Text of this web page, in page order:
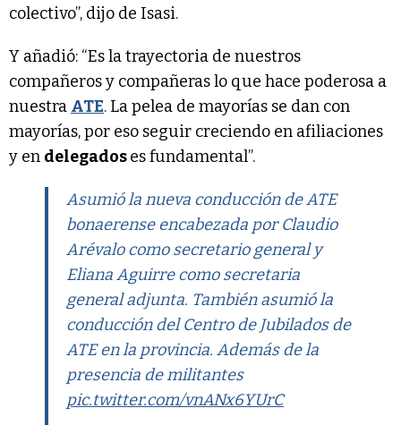
colectivo”, dijo de Isasi.
Y añadió: “Es la trayectoria de nuestros
compañeros y compañeras lo que hace poderosa a
nuestra ATE. La pelea de mayorías se dan con
mayorías, por eso seguir creciendo en afiliaciones
y en delegadoses fundamental”.
Asumió la nueva conducción de ATE
bonaerense encabezada por Claudio
Arévalo como secretario general y
Eliana Aguirre como secretaria
general adjunta. También asumió la
conducción del Centro de Jubilados de
ATE en la provincia. Además de la
presencia de militantes
pic.twitter.com/vnANx6YUrC